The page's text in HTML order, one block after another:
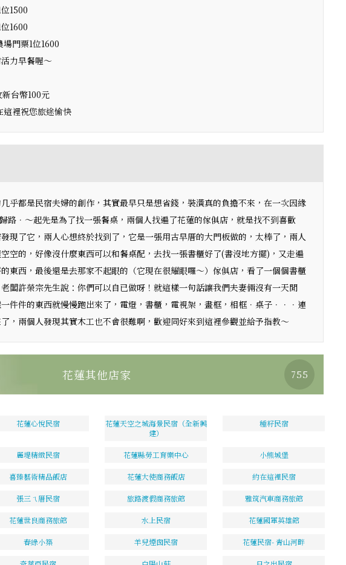
1500
1600
門票1位1600
力早餐喔～
台幣100元
裡祝您旅途愉快
乎都是民宿夫婦的創作，其實最早只是想省錢，裝潢真的負擔不來，在一次因緣
路．～起先是為了找一張餐桌，兩個人找遍了花蓮的傢俱店，就是找不到喜歡
現了它，兩人心想終於找到了，它是一張用古早厝的大門板做的，太棒了，兩人
空的，好像沒什麼東西可以和餐桌配，去找一張書櫃好了(書沒地方擺)，又走遍
東西，最後還是去那家不起眼的（它現在很耀眼囉～）傢俱店，看了一個個書櫃
闆許榮宗先生說：你們可以自已做呀！就這樣一句話讓我們夫妻倆沒有一天閒
件件的東西就慢慢跑出來了，電燈，書櫃，電視架，畫框，相框．桌子．．．連
，兩個人發現其實木工也不會很難啊，歡迎同好來到這裡參觀並給予指教～
花蓮其他店家 755
花蓮心悅民宿
花蓮天空之城海景民宿（全新興
建）
種籽民宿
麗堤精緻民宿 花蓮縣勞工育樂中心 小熊城堡
喜臻藝術精品飯店 花蓮大使商務飯店 約在這裡民宿
張三ㄟ厝民宿 旅路渡假商務旅館 雅筑汽車商務旅館
花蓮世良商務旅館 水上民宿 花蓮國軍英雄館
春綠小築 羊兒煙囪民宿 花蓮民宿- 青山河畔